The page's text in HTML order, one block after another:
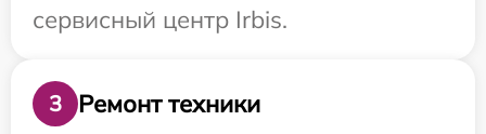
сервисный центр Irbis.
3
Ремонт техники